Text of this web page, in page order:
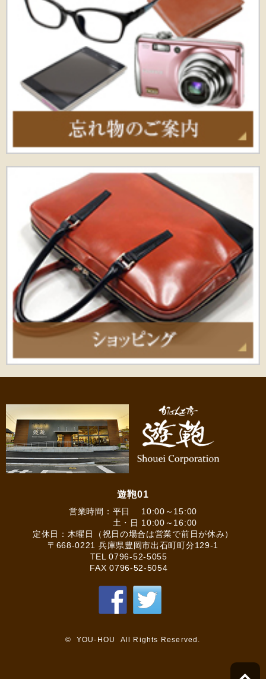
遊鞄01
営業時間：平日 10:00～15:00
土・日 10:00～16:00
定休日：木曜日（祝日の場合は営業で前日が休み）
〒668-0221 兵庫県豊岡市出石町町分129-1
TEL0796-52-5055
FAX 0796-52-5054
© YOU-HOU All Rights Reserved.